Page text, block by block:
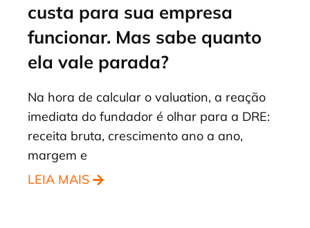
custa para sua empresa
funcionar. Mas sabe quanto
ela vale parada?
Na hora de calcular o valuation, a reação
imediata do fundador é olhar para a DRE:
receita bruta, crescimento ano a ano,
margem e
LEIA MAIS